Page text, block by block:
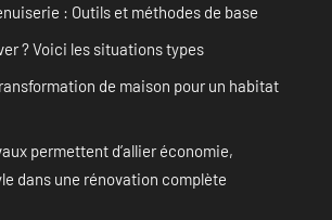
: Outils et méthodes de base
? Voici les situations types
de maison pour un habitat
permettent d’allier économie,
dans une rénovation complète